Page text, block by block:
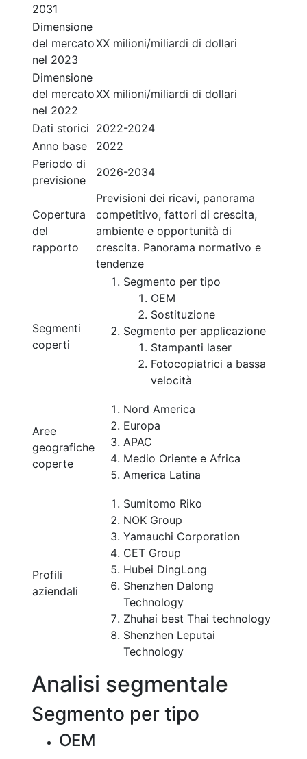
2031
Dimensione
del mercato
nel 2023
XX milioni/miliardi di dollari
Dimensione
del mercato
nel 2022
XX milioni/miliardi di dollari
Dati storici 2022-2024
Anno base
2022
Periodo di
previsione
2026-2034
Copertura
del
rapporto
Previsioni dei ricavi, panorama
competitivo, fattori di crescita,
ambiente e opportunità di
crescita. Panorama normativo e
tendenze
Segmenti
coperti
Segmento per tipo
OEM
Sostituzione
Segmento per applicazione
Stampanti laser
Fotocopiatrici a bassa
velocità
Aree
geografiche
coperte
Nord America
Europa
APAC
Medio Oriente e Africa
America Latina
Profili
aziendali
Sumitomo Riko
NOK Group
Yamauchi Corporation
CET Group
Hubei DingLong
Shenzhen Dalong
Technology
Zhuhai best Thai technology
Shenzhen Leputai
Technology
Analisi segmentale
Segmento per tipo
OEM